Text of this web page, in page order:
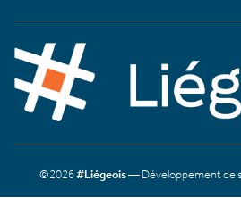
©2026#Liégeois— Développement de